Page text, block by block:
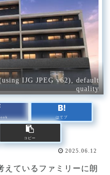
IJG JPEG v62), default
quality
はてブ
コピー
2025.06.12
えているファミリーに朗